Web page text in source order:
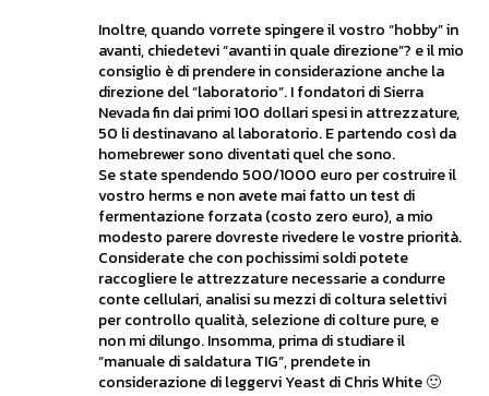
Inoltre, quando vorrete spingere il vostro “hobby” in
avanti, chiedetevi “avanti in quale direzione”? e il mio
consiglio è di prendere in considerazione anche la
direzione del “laboratorio”. I fondatori di Sierra
Nevada fin dai primi 100 dollari spesi in attrezzature,
50 li destinavano al laboratorio. E partendo così da
homebrewer sono diventati quel che sono.
Se state spendendo 500/1000 euro per costruire il
vostro herms e non avete mai fatto un test di
fermentazione forzata (costo zero euro), a mio
modesto parere dovreste rivedere le vostre priorità.
Considerate che con pochissimi soldi potete
raccogliere le attrezzature necessarie a condurre
conte cellulari, analisi su mezzi di coltura selettivi
per controllo qualità, selezione di colture pure, e
non mi dilungo. Insomma, prima di studiare il
“manuale di saldatura TIG”, prendete in
considerazione di leggervi Yeast di Chris White 🙂